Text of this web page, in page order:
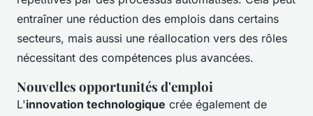
entraîner une réduction des emplois dans certains
secteurs, mais aussi une réallocation vers des rôles
nécessitant des compétences plus avancées.
Nouvelles opportunités d'emploi
L'innovation technologique crée également de